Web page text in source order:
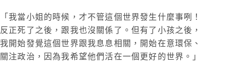
「我當小姐的時候，才不管這個世界發生什麼事咧！
反正死了之後，跟我也沒關係了。但有了小孩之後，
我開始發覺這個世界跟我息息相關，開始在意環保、
關注政治，因為我希望他們活在一個更好的世界。」